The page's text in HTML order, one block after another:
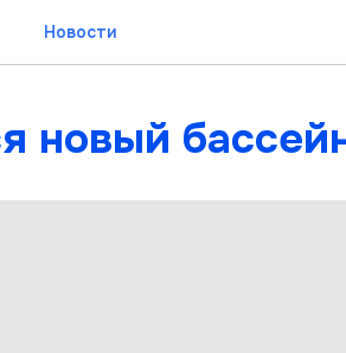
Новости
новый